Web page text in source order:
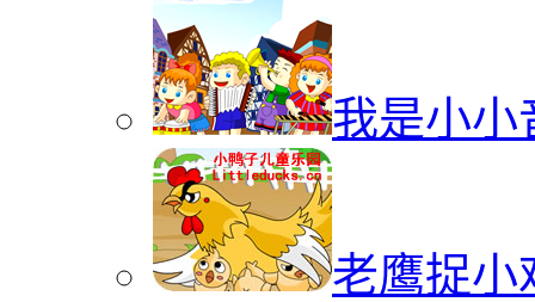
我是小小
老鹰捉小